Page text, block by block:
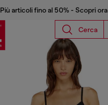
Più articoli fino al 50% - Scopri ora
Cerca